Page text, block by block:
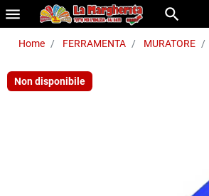
menu search
Home FERRAMENTA MURATORE
Non disponibile